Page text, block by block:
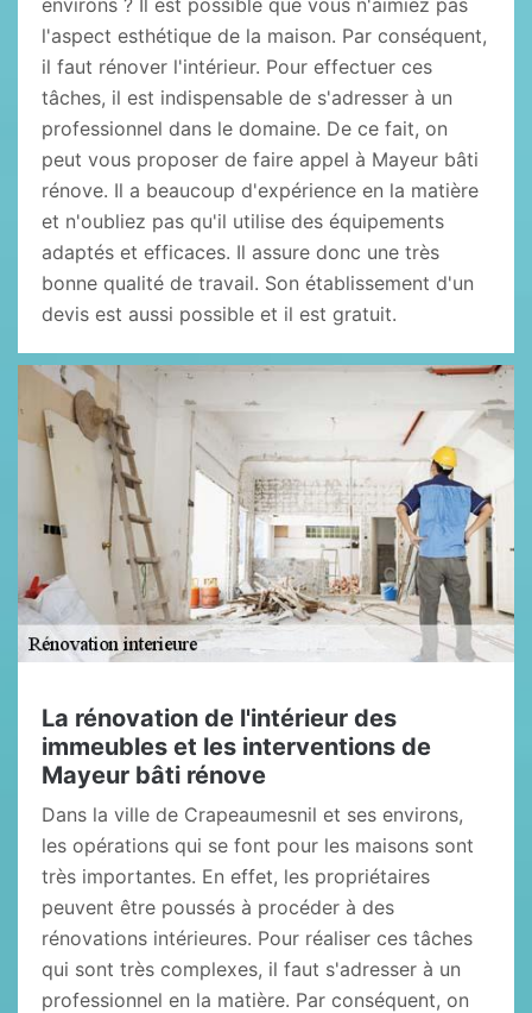
environs ? Il est possible que vous n'aimiez pas
l'aspect esthétique de la maison. Par conséquent,
il faut rénover l'intérieur. Pour effectuer ces
tâches, il est indispensable de s'adresser à un
professionnel dans le domaine. De ce fait, on
peut vous proposer de faire appel à Mayeur bâti
rénove. Il a beaucoup d'expérience en la matière
et n'oubliez pas qu'il utilise des équipements
adaptés et efficaces. Il assure donc une très
bonne qualité de travail. Son établissement d'un
devis est aussi possible et il est gratuit.
La rénovation de l'intérieur des
immeubles et les interventions de
Mayeur bâti rénove
Dans la ville de Crapeaumesnil et ses environs,
les opérations qui se font pour les maisons sont
très importantes. En effet, les propriétaires
peuvent être poussés à procéder à des
rénovations intérieures. Pour réaliser ces tâches
qui sont très complexes, il faut s'adresser à un
professionnel en la matière. Par conséquent, on